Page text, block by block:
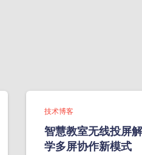
技术博客
智慧教室无线投屏
学多屏协作新模式